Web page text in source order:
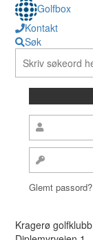
Golfbox
Kontakt
Søk
Glemt passord?
Kragerø golfklubb